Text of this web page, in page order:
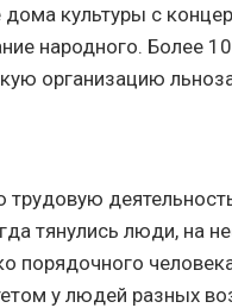
культуры с
народного. Более
организацию
трудовую
тянулись люди, на
порядочного
у людей разных